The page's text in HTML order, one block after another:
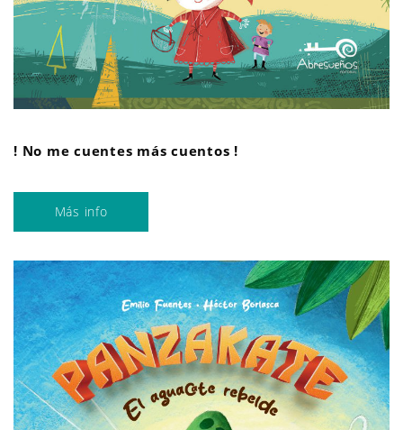
! No me cuentes más cuentos !
Más info